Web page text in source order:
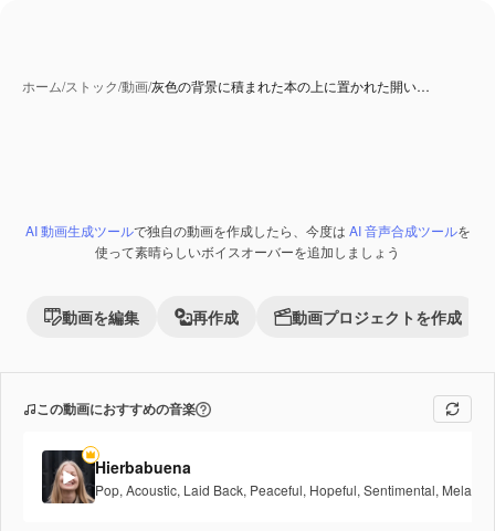
ホーム/ストック/動画/灰色の背景に積まれた本の上に置かれた開い…
PremiumAI 生成コンテンツ
AI 動画生成ツールで独自の動画を作成したら、今度は AI 音声合成ツールを
使って素晴らしいボイスオーバーを追加しましょう
動画を編集 再作成 動画プロジェクトを作成
この動画におすすめの音楽
Hierbabuena
Pop, Acoustic, Laid Back, Peaceful, Hopeful, Sentimental,